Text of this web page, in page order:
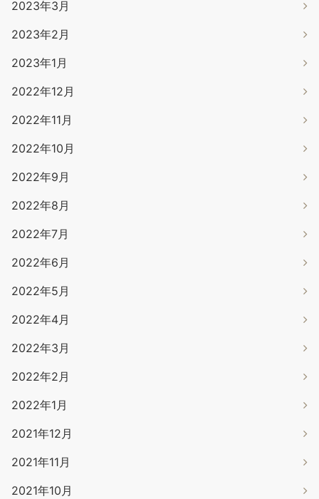
2023年3月
2023年2月
2023年1月
2022年12月
2022年11月
2022年10月
2022年9月
2022年8月
2022年7月
2022年6月
2022年5月
2022年4月
2022年3月
2022年2月
2022年1月
2021年12月
2021年11月
2021年10月